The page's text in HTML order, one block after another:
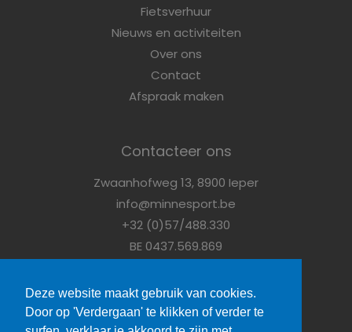
Deze website maakt gebruik van cookies.
Door op 'Verdergaan' te klikken of verder te
Fietsverhuur
Nieuws en activiteiten
Over ons
Contact
Afspraak maken
Contacteer ons
Zwaanhofweg 13, 8900 Ieper
info@minnesport.be
+32 (0)57/488.330
BE 0437.569.869